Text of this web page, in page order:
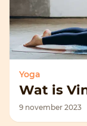
Yoga
Wat is
9 november 2023